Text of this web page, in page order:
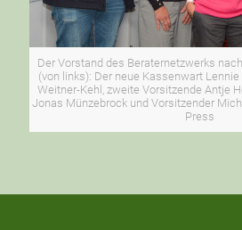
Der Vorstand des Beraternetzwerks
(von links): Der neue Kassenwart
Weitner-Kehl, zweite Vorsitzende Antje
Jonas Münzebrock und Vorsitzender
Press